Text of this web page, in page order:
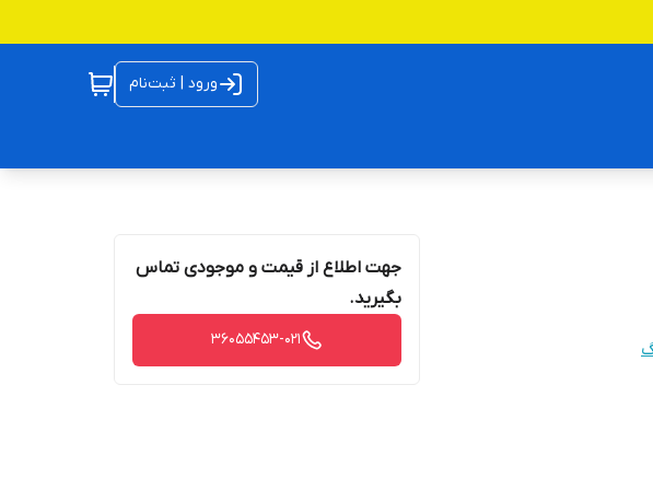
ورود | ثبت‌نام
جهت اطلاع از قیمت و موجودی تماس
بگیرید.
36055453-021